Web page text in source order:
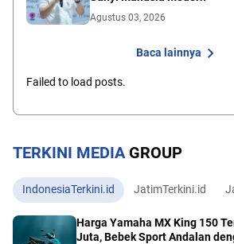
Agustus 03, 2026
Baca lainnya
Failed to load posts.
TERKINI MEDIAGROUP
IndonesiaTerkini.id JatimTerkini.id
Harga Yamaha MX King 150
Juta, Bebek Sport Andalan